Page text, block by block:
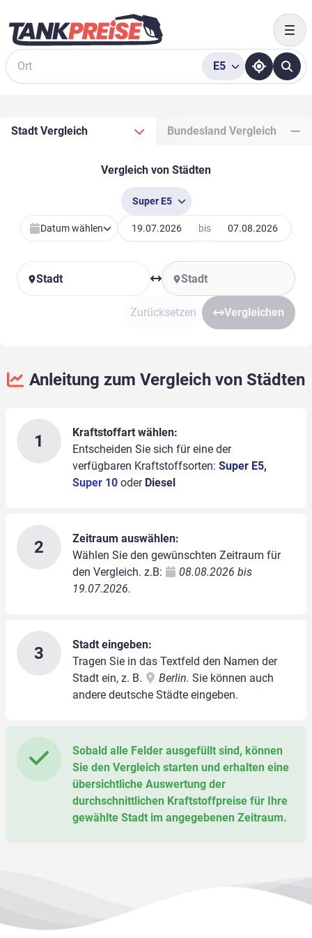
Suche
E5
Stadt Vergleich Bundesland Vergleich
Vergleich von Städten
Super E5
Datum wählen bis
Stadt Stadt
Zurücksetzen Vergleichen
Anleitung zum Vergleich von Städten
1
Kraftstoffart wählen:
Entscheiden Sie sich für eine der
verfügbaren Kraftstoffsorten: Super E5,
Super 10 oder Diesel
2
Zeitraum auswählen:
Wählen Sie den gewünschten Zeitraum für
den Vergleich. z.B:
08.08.2026 bis
19.07.2026.
3
Stadt eingeben:
Tragen Sie in das Textfeld den Namen der
Stadt ein, z. B.
Berlin. Sie können auch
andere deutsche Städte eingeben.
Sobald alle Felder ausgefüllt sind, können
Sie den Vergleich starten und erhalten eine
übersichtliche Auswertung der
durchschnittlichen Kraftstoffpreise für Ihre
gewählte Stadt im angegebenen Zeitraum.